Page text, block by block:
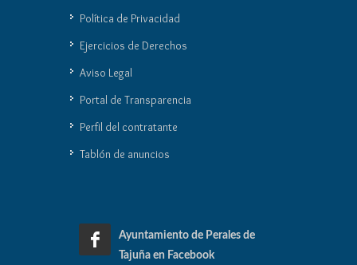
Política de Privacidad
Ejercicios de Derechos
Aviso Legal
Portal de Transparencia
Perfil del contratante
Tablón de anuncios
Ayuntamiento de Perales de
Tajuña en Facebook